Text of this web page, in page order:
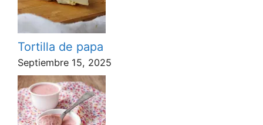
Tortilla de papa
Septiembre 15, 2025